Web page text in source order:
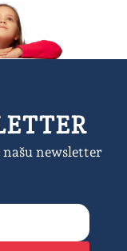
newsletter